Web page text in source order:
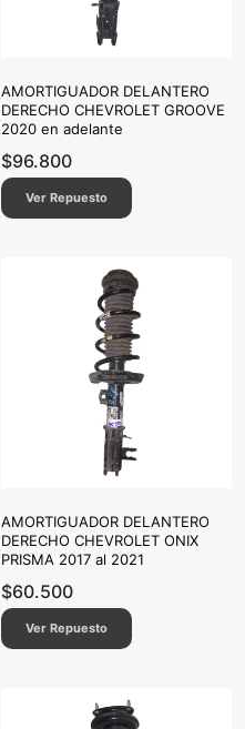
AMORTIGUADOR DELANTERO
DERECHO CHEVROLET GROOVE
2020 en adelante
$96.800
Ver Repuesto
AMORTIGUADOR DELANTERO
DERECHO CHEVROLET ONIX
PRISMA 2017 al 2021
$60.500
Ver Repuesto